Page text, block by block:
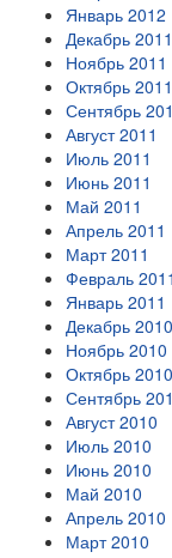
Январь 2012
Декабрь 2011
Ноябрь 2011
Октябрь 2011
Сентябрь
Август 2011
Июль 2011
Июнь 2011
Май 2011
Апрель 2011
Март 2011
Февраль 2011
Январь 2011
Декабрь 2010
Ноябрь 2010
Октябрь 2010
Сентябрь
Август 2010
Июль 2010
Июнь 2010
Май 2010
Апрель 2010
Март 2010